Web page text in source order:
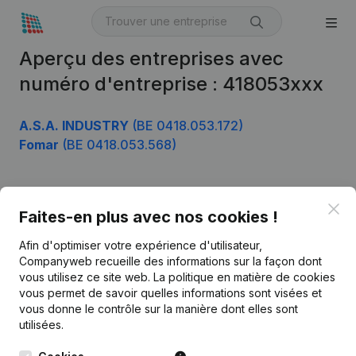
Aperçu des entreprises avec
numéro d'entreprise : 418053xxx
A.S.A. INDUSTRY (BE 0418.053.172)
Fomar (BE 0418.053.568)
Faites-en plus avec nos cookies !
Afin d'optimiser votre expérience d'utilisateur,
Companyweb recueille des informations sur la façon dont
vous utilisez ce site web. La politique en matière de cookies
vous permet de savoir quelles informations sont visées et
vous donne le contrôle sur la manière dont elles sont
utilisées.
Français
Kantorenpark Everest
248D,
Monitoring
Recherche internationale